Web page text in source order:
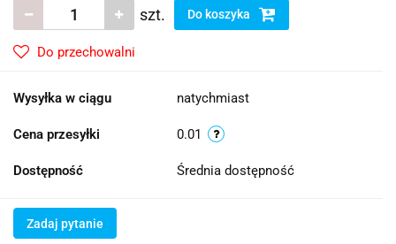
szt. Do koszyka
Do przechowalni
Wysyłka w ciągu natychmiast
Cena przesyłki 0.01
Dostępność Średnia dostępność
Zadaj pytanie